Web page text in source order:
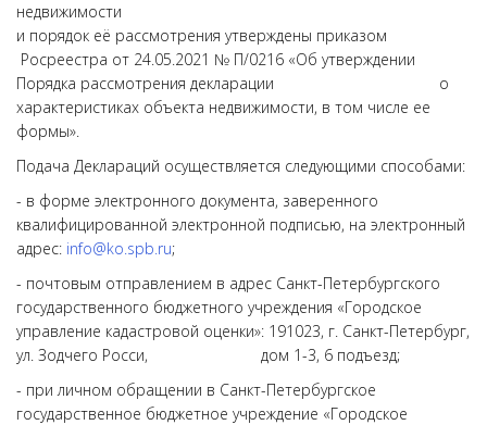
недвижимости
и порядок её рассмотрения утверждены приказом
Росреестра от 24.05.2021 № П/0216 «Об утверждении
Порядка рассмотрения декларации о
характеристиках объекта недвижимости, в том числе ее
формы».
Подача Деклараций осуществляется следующими способами:
- в форме электронного документа, заверенного
квалифицированной электронной подписью, на электронный
адрес: info@ko.spb.ru;
- почтовым отправлением в адрес Санкт-Петербургского
государственного бюджетного учреждения «Городское
управление кадастровой оценки»: 191023, г. Санкт-Петербург,
ул. Зодчего Росси, дом 1-3, 6 подъезд;
- при личном обращении в Санкт-Петербургское
государственное бюджетное учреждение «Городское